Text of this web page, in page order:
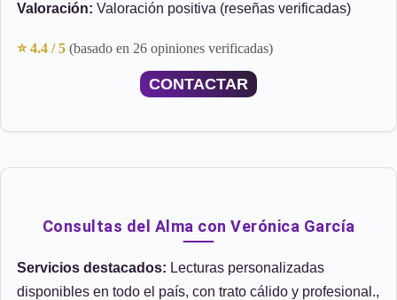
Valoración: Valoración positiva (reseñas verificadas)
⭐ 4.4 / 5 (basado en 26 opiniones verificadas)
CONTACTAR
Consultas del Alma con Verónica García
Servicios destacados: Lecturas personalizadas
disponibles en todo el país, con trato cálido y profesional.,